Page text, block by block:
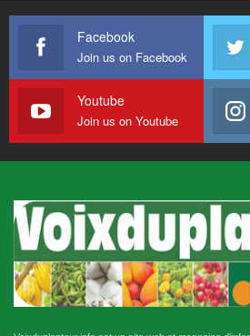
Facebook
Join us on Facebook
Youtube
Join us on Youtube